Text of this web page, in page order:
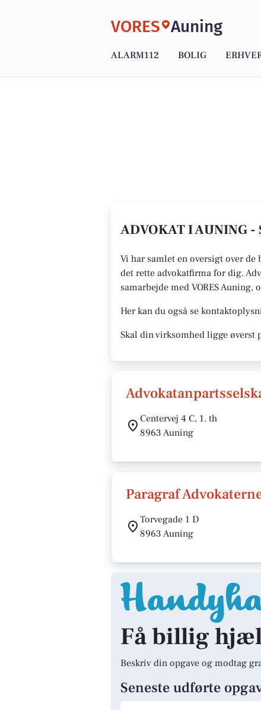
VORES Auning
ALARM112 BOLIG
ADVOKAT I AUNING -
Vi har samlet en oversigt over
det rette advokatfirma for dig.
samarbejde med VORES
Her kan du også se
Skal din virksomhed ligge øverst
Centervej 4 C, 1. th
8963 Auning
Paragraf
Torvegade 1 D
8963 Auning
Få billig
Beskriv din opgave og modtag
Seneste udførte